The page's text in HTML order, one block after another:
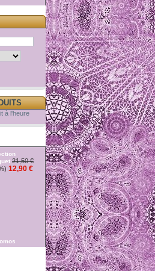
à l'heure
21,50 €
12,90 €